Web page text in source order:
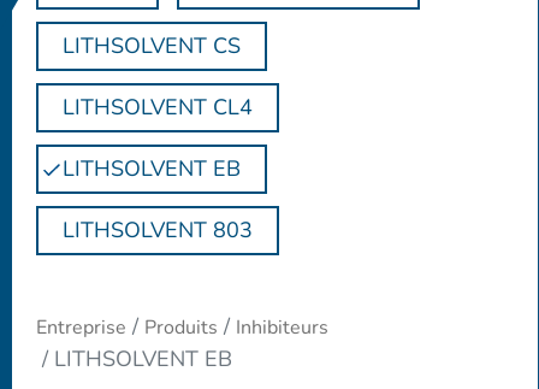
LITHSOLVENT CS
LITHSOLVENT CL4
LITHSOLVENT EB
LITHSOLVENT 803
Entreprise Produits Inhibiteurs
LITHSOLVENT EB